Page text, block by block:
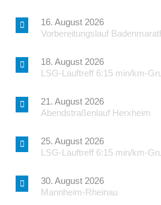
16. August 2026
Vorbereitungslauf
18. August 2026
LSG-Lauftreff 6:15 min/km-
21. August 2026
Abendstraßenlauf Herxheim
25. August 2026
LSG-Lauftreff 6:15 min/km-
30. August 2026
Mannheim-Rheinau